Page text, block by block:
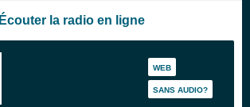
Écouter la radio en ligne
WEB
SANS AUDIO?